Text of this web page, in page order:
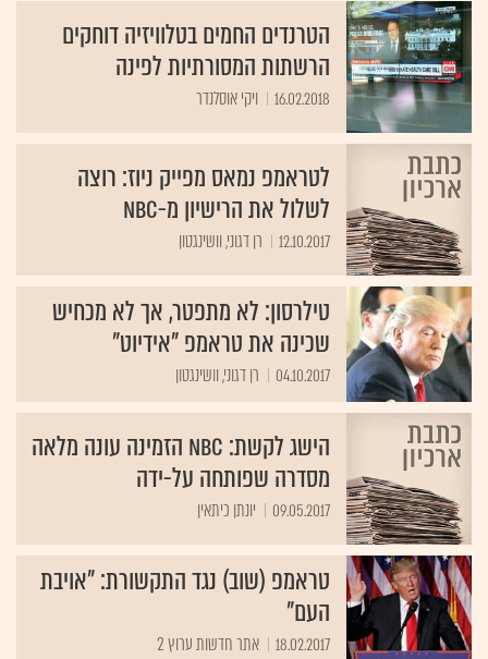
הטרנדים החמים בטלוויזיה דוחקים
הרשתות המסורתיות לפינה
16.02.2018 ויקי אוסלנדר
לטראמפ נמאס מפייק ניוז: רוצה
לשלול את הרישיון מ-NBC
12.10.2017 רן דגוני, וושינגטון
טילרסון: לא מתפטר, אך לא מכחיש
שכינה את טראמפ "אידיוט"
04.10.2017 רן דגוני, וושינגטון
הישג לקשת: NBC הזמינה עונה מלאה
מסדרה שפותחה על-ידה
09.05.2017 יונתן כיתאין
טראמפ (שוב) נגד התקשורת: "אויבת
העם"
18.02.2017 אתר חדשות ערוץ 2